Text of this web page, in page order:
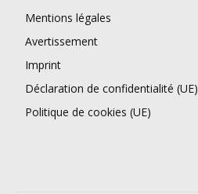
Mentions légales
Avertissement
Imprint
Déclaration de confidentialité (UE)
Politique de cookies (UE)